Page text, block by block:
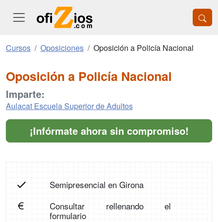
Cursos Oposiciones Oposición a Policía Nacional
Oposición a Policía Nacional
Imparte:
Aulacat Escuela Superior de Adultos
¡Infórmate ahora sin compromiso!
Semipresencial en Girona
Consultar rellenando el
formulario